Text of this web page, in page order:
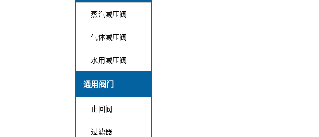
蒸汽减压阀
气体减压阀
水用减压阀
通用阀门
止回阀
过滤器